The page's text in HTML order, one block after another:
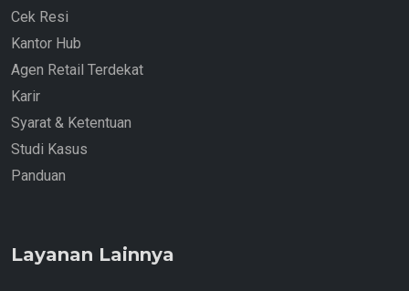
Cek Resi
Kantor Hub
Agen Retail Terdekat
Karir
Syarat & Ketentuan
Studi Kasus
Panduan
Layanan Lainnya